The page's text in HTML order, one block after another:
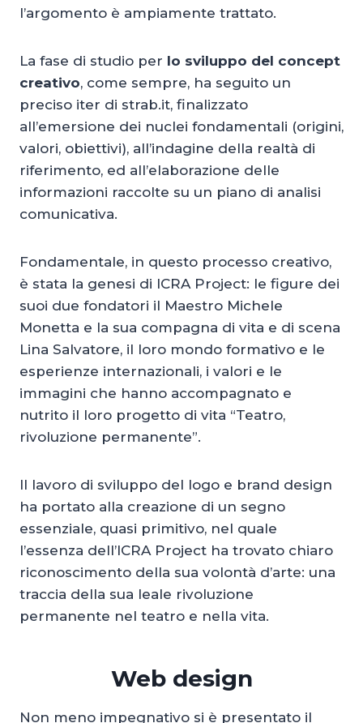
l’argomento è ampiamente trattato.
La fase di studio per lo sviluppo del concept
creativo, come sempre, ha seguito un
preciso iter di strab.it, finalizzato
all’emersione dei nuclei fondamentali (origini,
valori, obiettivi), all’indagine della realtà di
riferimento, ed all’elaborazione delle
informazioni raccolte su un piano di analisi
comunicativa.
Fondamentale, in questo processo creativo,
è stata la genesi di ICRA Project: le figure dei
suoi due fondatori il Maestro Michele
Monetta e la sua compagna di vita e di scena
Lina Salvatore, il loro mondo formativo e le
esperienze internazionali, i valori e le
immagini che hanno accompagnato e
nutrito il loro progetto di vita “Teatro,
rivoluzione permanente”.
Il lavoro di sviluppo del logo e brand design
ha portato alla creazione di un segno
essenziale, quasi primitivo, nel quale
l’essenza dell’ICRA Project ha trovato chiaro
riconoscimento della sua volontà d’arte: una
traccia della sua leale rivoluzione
permanente nel teatro e nella vita.
Web design
Non meno impegnativo si è presentato il